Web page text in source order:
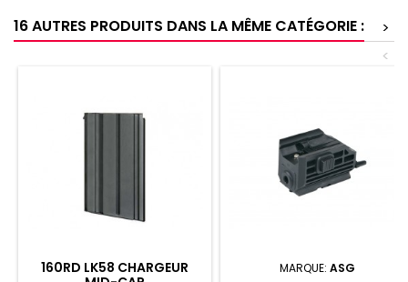
16 AUTRES PRODUITS DANS LA MÊME CATÉGORIE :
>
<
160RD LK58 CHARGEUR
MARQUE: ASG